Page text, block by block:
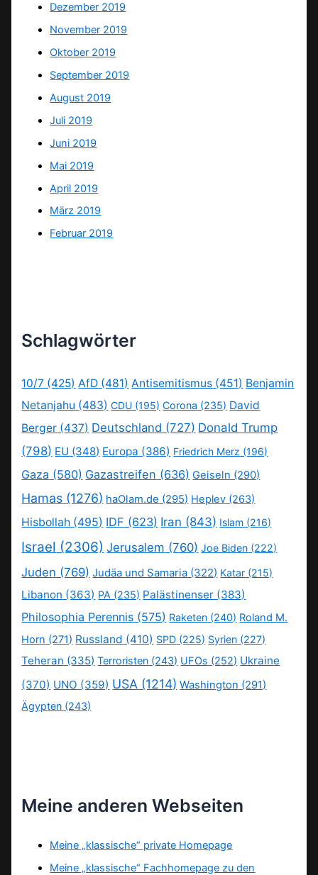
Dezember 2019
November 2019
Oktober 2019
September 2019
August 2019
Juli 2019
Juni 2019
Mai 2019
April 2019
März 2019
Februar 2019
Schlagwörter
10/7 (425) AfD (481) Antisemitismus (451) Benjamin
Netanjahu (483) CDU (195) Corona (235) David
Berger (437) Deutschland (727) Donald Trump
(798) EU (348) Europa (386) Friedrich Merz (196)
Gaza (580) Gazastreifen (636) Geiseln (290)
Hamas (1276) haOlam.de (295) Heplev (263)
Hisbollah (495) IDF (623) Iran (843) Islam (216)
Israel (2306) Jerusalem (760) Joe Biden (222)
Juden (769) Judäa und Samaria (322) Katar (215)
Libanon (363) PA (235) Palästinenser (383)
Philosophia Perennis (575) Raketen (240) Roland M.
Horn (271) Russland (410) SPD (225) Syrien (227)
Teheran (335) Terroristen (243) UFOs (252) Ukraine
(370) UNO (359) USA (1214) Washington (291)
Ägypten (243)
Meine anderen Webseiten
Meine „klassische“ private Homepage
Meine „klassische“ Fachhomepage zu den